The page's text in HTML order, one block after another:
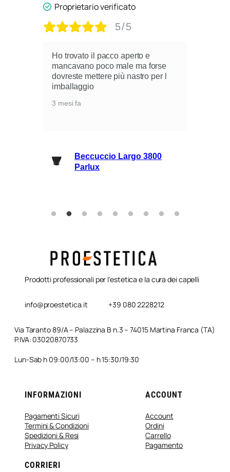
Proprietario verificato
5/5
Ho trovato il pacco aperto e
mancavano poco male ma forse
dovreste mettere più nastro per l
imballaggio
3 mesi fa
Beccuccio Largo 3800
Parlux
Prodotti professionali per l'estetica e la cura dei capelli
info@proestetica.it +39 080 2228212
Via Taranto 89/A – Palazzina B n.3 – 74015 Martina Franca (TA)
P.IVA: 03020870733
Lun-Sab h 09:00/13:00 – h 15:30/19:30
INFORMAZIONI
Pagamenti Sicuri
Termini & Condizioni
Spedizioni & Resi
Privacy Policy
ACCOUNT
Account
Ordini
Carrello
Pagamento
CORRIERI